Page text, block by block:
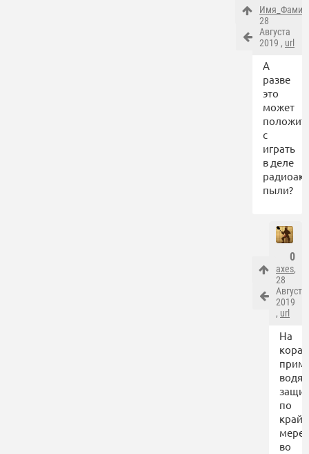
28
Августа
2019 , url
А
разве
это
может
с
играть
в деле
пыли?
0
axes,
28
Августа
2019
, url
На
по
мере
во